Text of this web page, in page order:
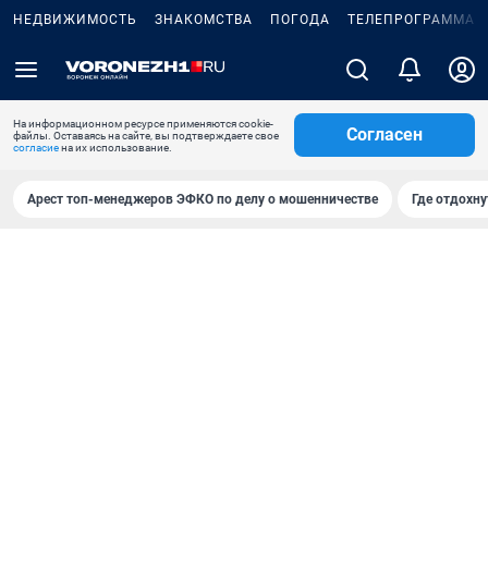
НЕДВИЖИМОСТЬ ЗНАКОМСТВА ПОГОДА ТЕЛЕПРОГРАММА
На информационном ресурсе применяются cookie-
файлы. Оставаясь на сайте, вы подтверждаете свое
согласиена их использование.
Согласен
Арест топ-менеджеров ЭФКО по делу о мошенничестве Где